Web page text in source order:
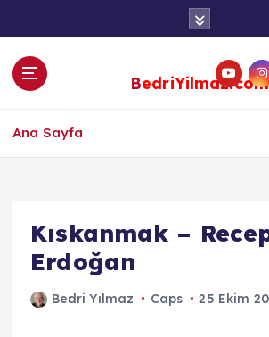
BedriYilmaz.com
Ana Sayfa
Kıskanmak –
Erdoğan
Bedri Yılmaz Caps 25 Ekim